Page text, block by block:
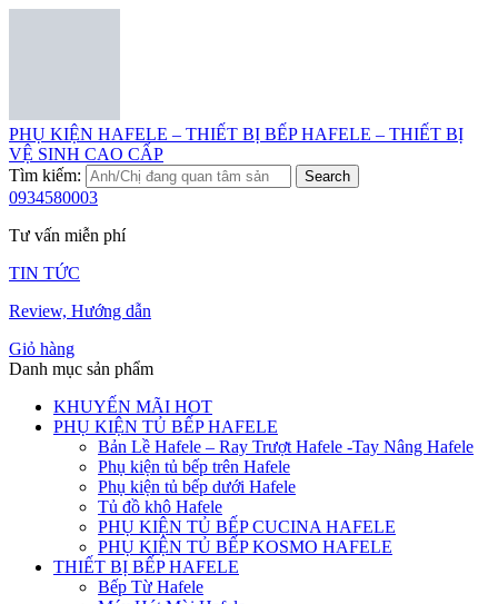
PHỤ KIỆN HAFELE – THIẾT BỊ BẾP HAFELE – THIẾT BỊ
VỆ SINH CAO CẤP
Tìm kiếm:
Search
0934580003
Tư vấn miễn phí
TIN TỨC
Review, Hướng dẫn
Giỏ hàng
Danh mục sản phẩm
KHUYẾN MÃI HOT
PHỤ KIỆN TỦ BẾP HAFELE
Bản Lề Hafele – Ray Trượt Hafele -Tay Nâng Hafele
Phụ kiện tủ bếp trên Hafele
Phụ kiện tủ bếp dưới Hafele
Tủ đồ khô Hafele
PHỤ KIỆN TỦ BẾP CUCINA HAFELE
PHỤ KIỆN TỦ BẾP KOSMO HAFELE
THIẾT BỊ BẾP HAFELE
Bếp Từ Hafele